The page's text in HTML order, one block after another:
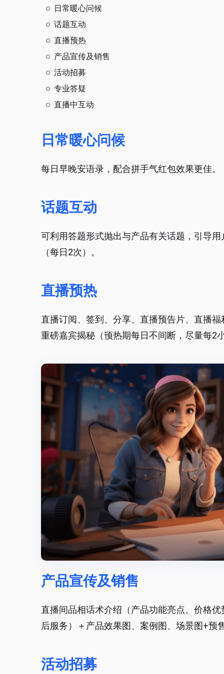
日常暖心问候
话题互动
直播预热
产品宣传及销售
活动招募
专业答疑
直播中互动
日常暖心问候
每日早晚安语录，配合拼手气红包效果更佳。
话题互动
可利用答题形式抛出与产品有关话题，引导
（每日2次）。
直播预热
直播订阅、签到、分享、直播预告片、直播
重磅嘉宾揭秘（顸热期每日不间断，尽量每2
产品宣传及销售
直播间品相话术介绍（产品功能亮点、价格
后服务）＋产品效果图、案例图、场景图+预
活动招募